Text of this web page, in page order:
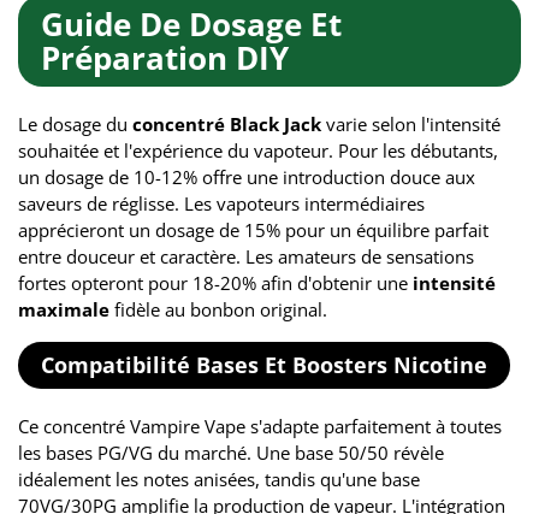
Guide De Dosage Et
Préparation DIY
Le dosage du concentré Black Jack varie selon l'intensité
souhaitée et l'expérience du vapoteur. Pour les débutants,
un dosage de 10-12% offre une introduction douce aux
saveurs de réglisse. Les vapoteurs intermédiaires
apprécieront un dosage de 15% pour un équilibre parfait
entre douceur et caractère. Les amateurs de sensations
fortes opteront pour 18-20% afin d'obtenir une intensité
maximale fidèle au bonbon original.
Compatibilité Bases Et Boosters Nicotine
Ce concentré Vampire Vape s'adapte parfaitement à toutes
les bases PG/VG du marché. Une base 50/50 révèle
idéalement les notes anisées, tandis qu'une base
70VG/30PG amplifie la production de vapeur. L'intégration